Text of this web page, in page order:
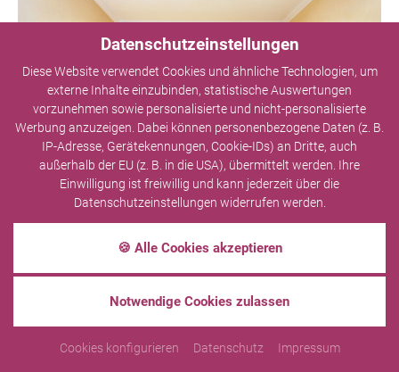
Datenschutzeinstellungen
Diese Website verwendet Cookies und ähnliche Technologien, um
externe Inhalte einzubinden, statistische Auswertungen
vorzunehmen sowie personalisierte und nicht-personalisierte
Werbung anzuzeigen. Dabei können personenbezogene Daten (z. B.
IP-Adresse, Gerätekennungen, Cookie-IDs) an Dritte, auch
außerhalb der EU (z. B. in die USA), übermittelt werden. Ihre
Einwilligung ist freiwillig und kann jederzeit über die
Datenschutzeinstellungen widerrufen werden.
🍪 Alle Cookies akzeptieren
Notwendige Cookies zulassen
Cookies konfigurieren Datenschutz Impressum
5 Tage wohnen - 4 Tage
zahlen
5Übernachtungen